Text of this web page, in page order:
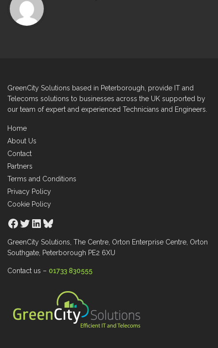
GreenCity Solutions based in Peterborough, provide IT and
Telecoms solutions to businesses across the UK supported by
our team of expert and experienced Technicians and Engineers.
Home
About Us
Contact
Partners
Terms and Conditions
Privacy Policy
Cookie Policy
Facebook
Twitter
LinkedIn
Bluesky
GreenCity Solutions, The Centre, Orton Enterprise Centre, Orton
Southgate, Peterborough PE2 6XU
Contact us – 01733 830555